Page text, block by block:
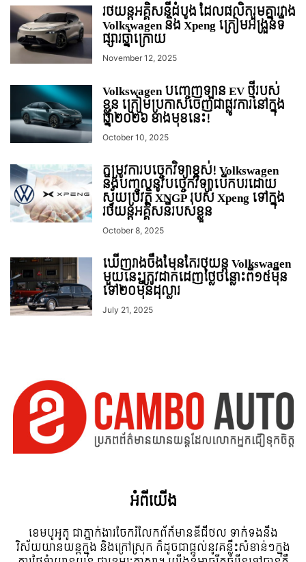
រថយន្តអគ្គិសនីដំបូង ដែលផលិតរួមគ្នារវាង
Volkswagen និង Xpeng ត្រៀមអង្រួនទី
ផ្សារឆ្នាំក្រោយ
November 12, 2025
Volkswagen បញ្ចេញឡាន EV ថ្មីរបស់
ខ្លួន ត្រៀមប្រកាសចេញជាផ្លូវការនៅក្នុង
ឆ្នាំ២០២៦ ខាងមុខនេះ!
October 10, 2025
តម្រូវការបច្ចេកវិទ្យាខ្ពស់! Volkswagen
នឹងបញ្ចូលនូវបច្ចេកវិទ្យាបើកបរដោយ
ស្វ័យប្រវត្តិ XNGP របស់ Xpeng ទៅក្នុង
រថយន្តអគ្គិសនីរបស់ខ្លួន
October 8, 2025
ឃើញរាងចឹងមែនតែរថយន្ដ Volkswagen
មួយនេះត្រូវ​ដាក់​ដេញថ្លៃ​ចន្លោះពី១៥មុឺន
ទៅ២០មុឺនដុល្លារ
July 21, 2025
អំពី​យើង
ខេមបូអូតូ ជាភ្នាក់ងារចែករំលែកព័ត៍មានឌីជីថល ទាក់ទងនឹង
វិស័យយានយន្តក្នុង និងក្រៅស្រុក ក៏ដូចជាផ្តល់នូវគន្លឹះសំខាន់ៗក្នុង